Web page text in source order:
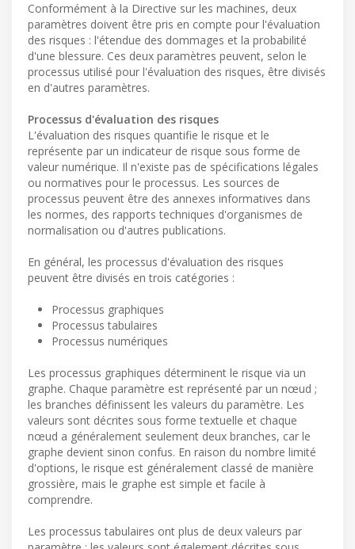
Conformément à la Directive sur les machines, deux
paramètres doivent être pris en compte pour l'évaluation
des risques : l'étendue des dommages et la probabilité
d'une blessure. Ces deux paramètres peuvent, selon le
processus utilisé pour l'évaluation des risques, être divisés
en d'autres paramètres.
Processus d'évaluation des risques
L'évaluation des risques quantifie le risque et le
représente par un indicateur de risque sous forme de
valeur numérique. Il n'existe pas de spécifications légales
ou normatives pour le processus. Les sources de
processus peuvent être des annexes informatives dans
les normes, des rapports techniques d'organismes de
normalisation ou d'autres publications.
En général, les processus d'évaluation des risques
peuvent être divisés en trois catégories :
Processus graphiques
Processus tabulaires
Processus numériques
Les processus graphiques déterminent le risque via un
graphe. Chaque paramètre est représenté par un nœud ;
les branches définissent les valeurs du paramètre. Les
valeurs sont décrites sous forme textuelle et chaque
nœud a généralement seulement deux branches, car le
graphe devient sinon confus. En raison du nombre limité
d'options, le risque est généralement classé de manière
grossière, mais le graphe est simple et facile à
comprendre.
Les processus tabulaires ont plus de deux valeurs par